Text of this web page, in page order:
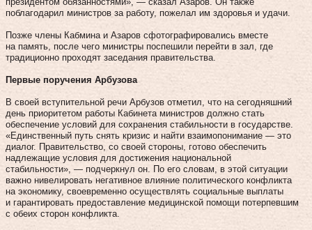
поблагодарил министров за работу, пожелал им здоровья и удачи.
Позже члены Кабмина и Аза­ров сфо­тографировались вместе
на память, после чего ми­нистры по­спешили перейти в зал, где
традиционно проходят заседания правительства.
Первые поручения Арбузова
В своей вступительной речи Арбузов отметил, что на сегодняшний
день приоритетом работы Кабинета министров должно стать
обеспечение условий для сохранения стабильности в государстве.
«Единственный путь снять кризис и найти взаимопонимание — это
диалог. Правительство, со своей стороны, готово обеспечить
надлежащие условия для достижения национальной
стабильности», — подчеркнул он. По его словам, в этой ситуации
важно нивелировать негативное влияние политического конф­ликта
на экономику, своевременно осуществлять социальные выплаты
и гарантировать предос­тавление медицинской помощи потерпевшим
с обеих сторон конф­ликта.